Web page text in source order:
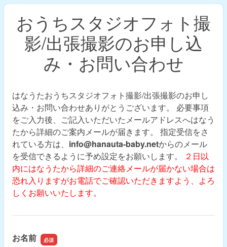
おうちスタジオフォト撮
影/出張撮影のお申し込
み・お問い合わせ
はなうたおうちスタジオフォト撮影/出張撮影のお申し
込み・お問い合わせありがとうございます。 必要事項
をご入力後、ご記入いただいたメールアドレスへはなう
たから詳細のご案内メールが届きます。 指定受信をさ
れている方は、 info@hanauta-baby.netからのメール
を受信できるように予め設定をお願いします。
２日以
内にはなうたから詳細のご連絡メールが届かない場合は
恐れ入りますがお電話でご確認いただきますよう、よろ
しくお願いいたします。
お名前